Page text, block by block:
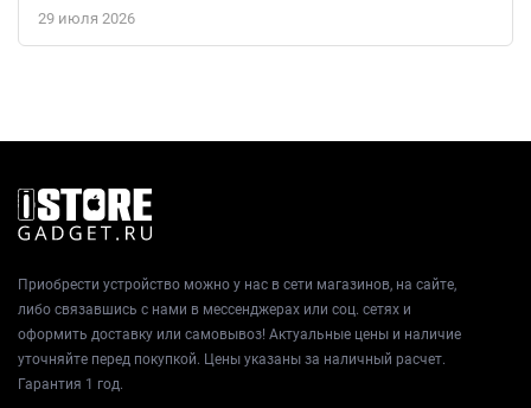
29 июля 2026
Приобрести устройство можно у нас в сети магазинов, на сайте,
либо связавшись с нами в мессенджерах или соц. сетях и
оформить доставку или самовывоз! Актуальные цены и наличие
уточняйте перед покупкой. Цены указаны за наличный расчет.
Гарантия 1 год.